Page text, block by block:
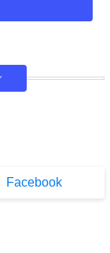
Facebook